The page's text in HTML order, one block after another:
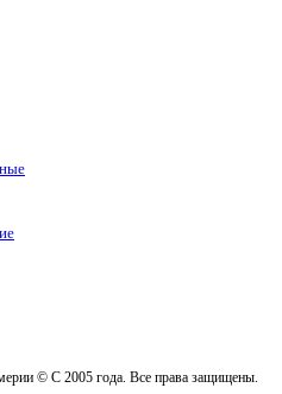
© С 2005 года. Все права защищены.